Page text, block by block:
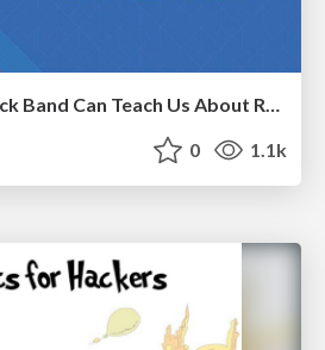
What Being in a Rock Band Can Teach Us About Real World SEO
0 1.1k